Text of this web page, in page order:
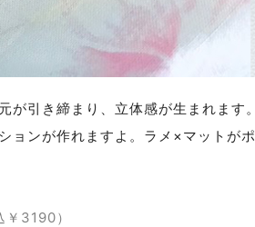
引き締まり、立体感が生まれます。
ョンが作れますよ。ラメ×マットがポ
3190）